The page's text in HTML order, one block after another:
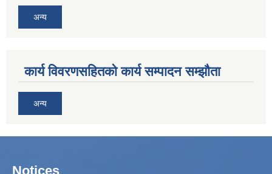
अन्य
कार्य विवरणसहितको कार्य सम्पादन सम्झौता
अन्य
Notices